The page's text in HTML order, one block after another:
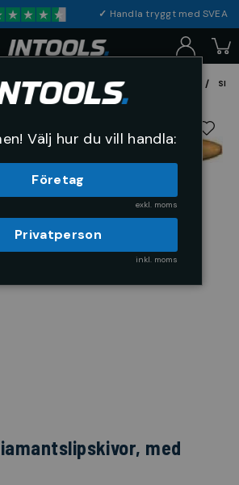
✓ Handla tryggt med
& Maskintillbehör Fil, Slip och Borstar
med
Välj hur du vill handla:
Företag
exkl. moms
Privatperson
inkl. moms